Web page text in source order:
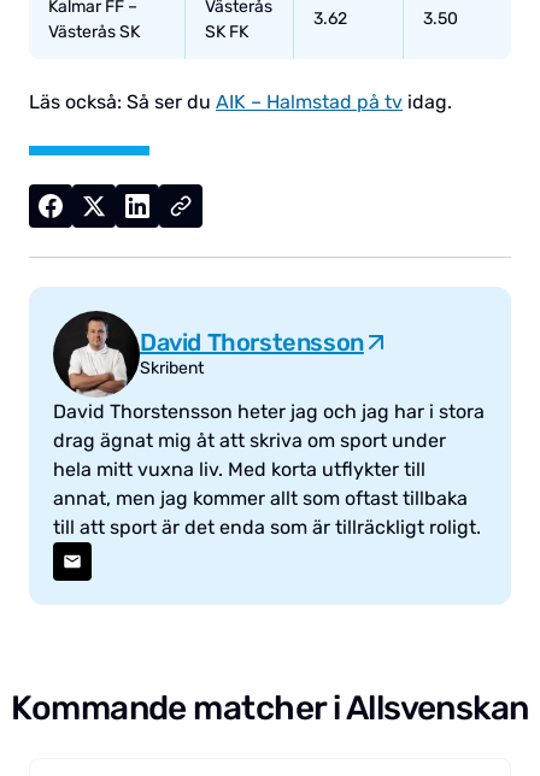
Kalmar FF –
Västerås SK
Västerås
SK FK
3.62 3.50
Läs också: Så ser du AIK – Halmstad på tv idag.
David Thorstensson
Skribent
David Thorstensson heter jag och jag har i stora
drag ägnat mig åt att skriva om sport under
hela mitt vuxna liv. Med korta utflykter till
annat, men jag kommer allt som oftast tillbaka
till att sport är det enda som är tillräckligt roligt.
Kommande matcher i Allsvenskan